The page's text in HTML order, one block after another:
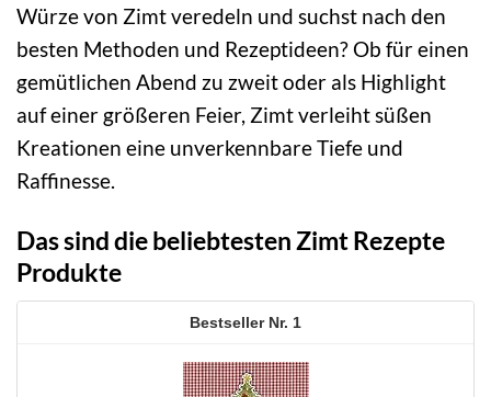
Würze von Zimt veredeln und suchst nach den
besten Methoden und Rezeptideen? Ob für einen
gemütlichen Abend zu zweit oder als Highlight
auf einer größeren Feier, Zimt verleiht süßen
Kreationen eine unverkennbare Tiefe und
Raffinesse.
Das sind die beliebtesten Zimt Rezepte
Produkte
1